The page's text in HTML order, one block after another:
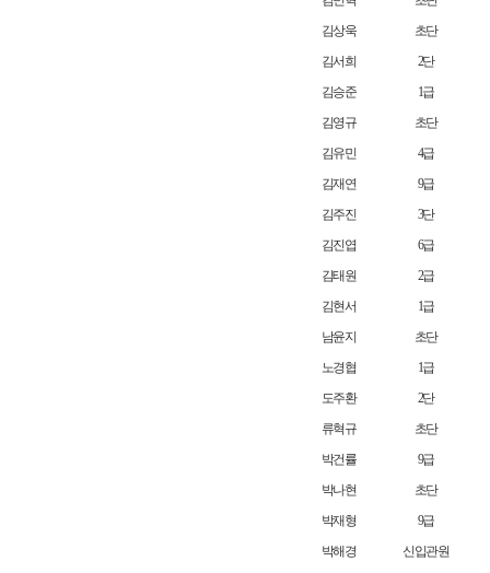
김상욱
초단
김서희
2단
김승준
1급
김영규
초단
김유민
4급
김재연
9급
김주진
3단
김진엽
6급
김태원
2급
김현서
1급
남윤지
초단
노경협
1급
도주환
2단
류혁규
초단
박건률
9급
박나현
초단
박재형
9급
박해경
신입관원